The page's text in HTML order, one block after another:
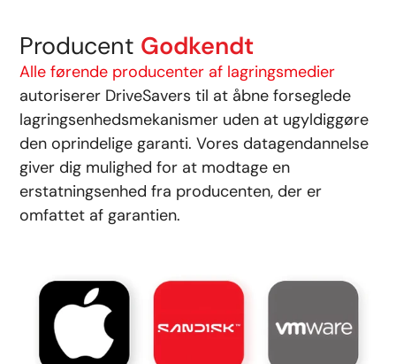
Producent Godkendt
Alle førende producenter af lagringsmedier
autoriserer DriveSavers til at åbne forseglede
lagringsenhedsmekanismer uden at ugyldiggøre
den oprindelige garanti. Vores datagendannelse
giver dig mulighed for at modtage en
erstatningsenhed fra producenten, der er
omfattet af garantien.